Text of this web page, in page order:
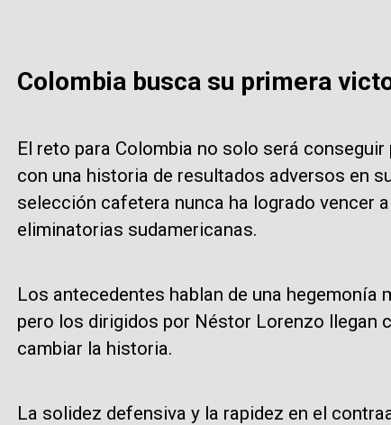
Colombia busca su primera
El reto para Colombia no solo será
con una historia de resultados adversos en
selección cafetera nunca ha logrado vencer
eliminatorias sudamericanas.
Los antecedentes hablan de una hegemonía
pero los dirigidos por Néstor Lorenzo llegan
cambiar la historia.
La solidez defensiva y la rapidez en el